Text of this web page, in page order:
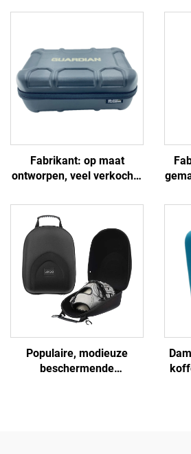
Fabrikant: op maat
ontworpen, veel verkochte
EVA, reiskoffer van EVA
Populaire, modieuze
beschermende